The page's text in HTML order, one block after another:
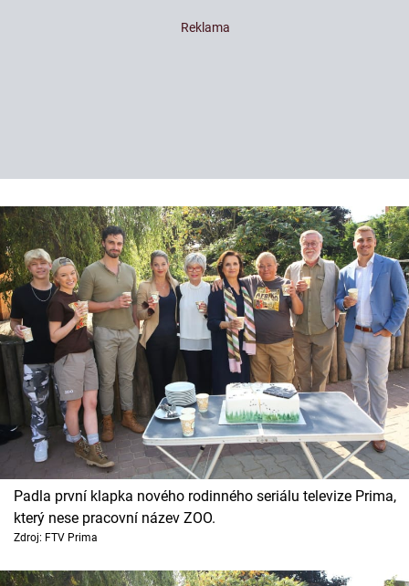
Padla první klapka nového rodinného seriálu televize Prima,
který nese pracovní název ZOO.
Zdroj: FTV Prima